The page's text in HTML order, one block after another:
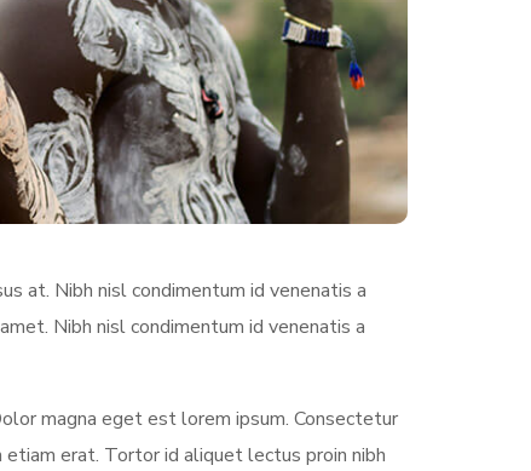
at. Nibh nisl condimentum id venenatis a
Nibh nisl condimentum id venenatis a
magna eget est lorem ipsum. Consectetur
erat. Tortor id aliquet lectus proin nibh